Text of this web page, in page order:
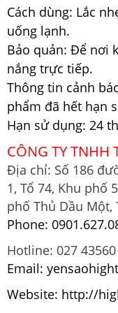
Cách dùng: Lắc
uống lạnh.
Bảo quản: Để nơi
nắng trực tiếp.
Thông tin cảnh
phẩm đã hết hạn
Hạn sử dụng: 24
CÔNG TY TNHH
Địa chỉ: Số 186
1, Tổ 74, Khu phố
phố Thủ Dầu
Phone:
Hotline: 027
Email:
Website: http://